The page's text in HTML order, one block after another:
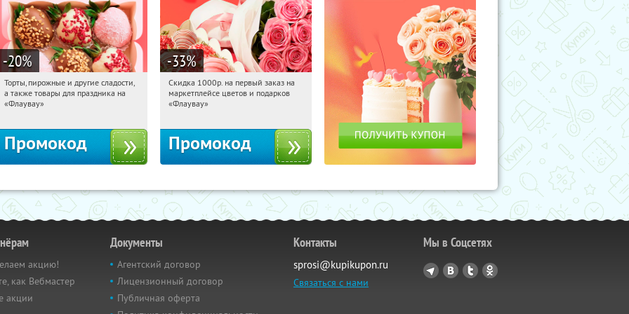
-20%
19:46:52 Получили:
Россия
Торты, пирожные и другие сладости,
а также товары для праздника на
«Флаувау»
Промокод
-33%
19:46:52 Получили:
Россия
Скидка 1000р. на первый заказ на
маркетплейсе цветов и подарков
«Флаувау»
Промокод
акцию!
как Вебмастер
акции
Документы
Агентский договор
Лицензионный договор
Публичная оферта
Контакты
sprosi@kupikupon.ru
Связаться с нами
Мы в Соцсетях